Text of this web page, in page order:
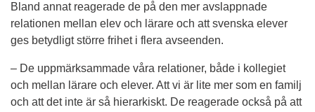
Bland annat reagerade de på den mer avslappnade
relationen mellan elev och lärare och att svenska elever
ges betydligt större frihet i flera avseenden.
– De uppmärksammade våra relationer, både i kollegiet
och mellan lärare och elever. Att vi är lite mer som en familj
och att det inte är så hierarkiskt. De reagerade också på att